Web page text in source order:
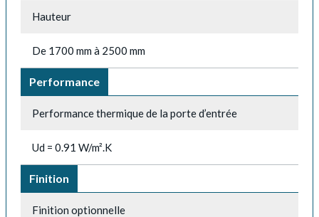
Hauteur
De 1700 mm à 2500 mm
Performance
Performance thermique de la porte d’entrée
Ud = 0.91 W/m².K
Finition
Finition optionnelle